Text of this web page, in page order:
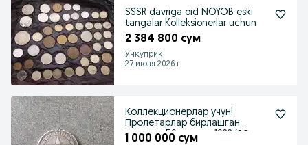
SSSR davriga oid NOYOB eski
tangalar Kolleksionerlar uchun
2 384 800 сум
Учкуприк
27 июля 2026 г.
Коллекционерлар учун!
Пролетарлар бирлашган
танга — 50 копеек 1922 (РС
1 000 000 сум